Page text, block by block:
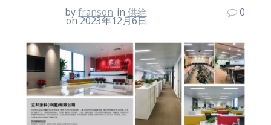
byfranson in 供给
on 2023年12月6日
0